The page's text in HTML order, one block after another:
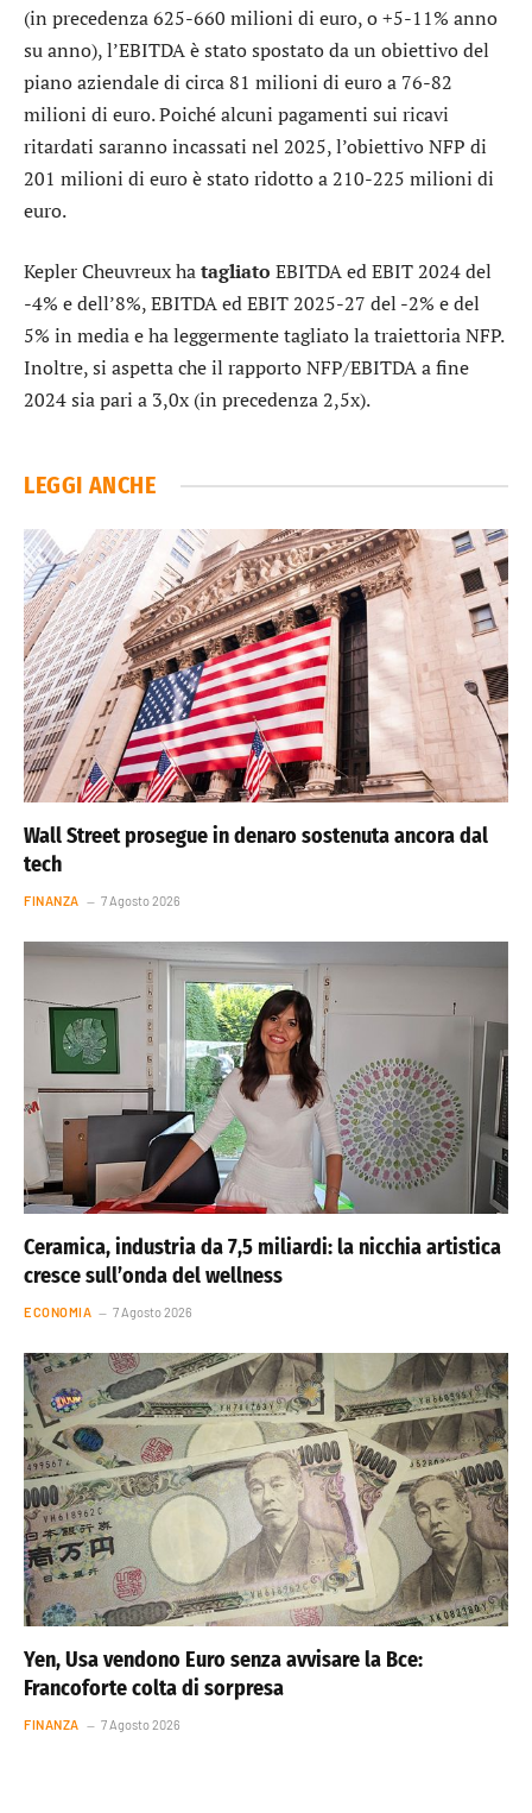
(in precedenza 625-660 milioni di euro, o +5-11% anno
su anno), l’EBITDA è stato spostato da un obiettivo del
piano aziendale di circa 81 milioni di euro a 76-82
milioni di euro. Poiché alcuni pagamenti sui ricavi
ritardati saranno incassati nel 2025, l’obiettivo NFP di
201 milioni di euro è stato ridotto a 210-225 milioni di
euro.
Kepler Cheuvreux hatagliato EBITDA ed EBIT 2024 del
-4% e dell’8%, EBITDA ed EBIT 2025-27 del -2% e del
5% in media e ha leggermente tagliato la traiettoria NFP.
Inoltre, si aspetta che il rapporto NFP/EBITDA a fine
2024 sia pari a 3,0x (in precedenza 2,5x).
LEGGI ANCHE
Wall Street prosegue in denaro sostenuta ancora dal
tech
FINANZA 7 Agosto 2026
Ceramica, industria da 7,5 miliardi: la nicchia artistica
cresce sull’onda del wellness
ECONOMIA 7 Agosto 2026
Yen, Usa vendono Euro senza avvisare la Bce:
Francoforte colta di sorpresa
FINANZA 7 Agosto 2026